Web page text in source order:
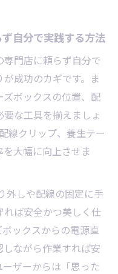
自分で実践する方法
門店に頼らず自分で
成功のカギです。ま
ボックスの位置、配
な工具を揃えましょ
線クリップ、養生テー
大幅に向上させま
外しや配線の固定に手
ば安全かつ美しく仕
ックスからの電源直
ながら作業すれば安
ザーからは「思った